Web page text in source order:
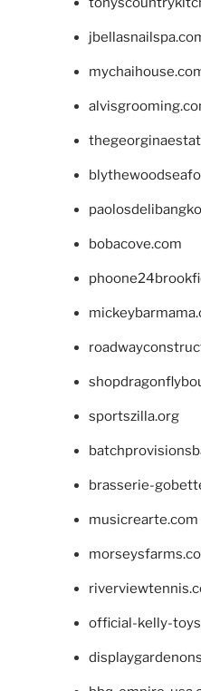
bobacove.com
sportszilla.org
brasserie-
musicrearte.com
official-kelly-